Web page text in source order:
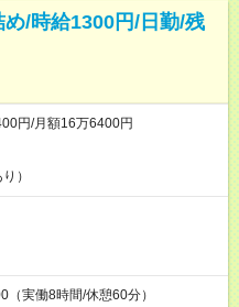
/時給1300円/日勤/残
円/月額16万6400円
）
（実働8時間/休憩60分）